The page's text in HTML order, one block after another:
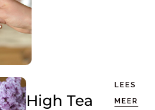
High Tea
LEES
MEER